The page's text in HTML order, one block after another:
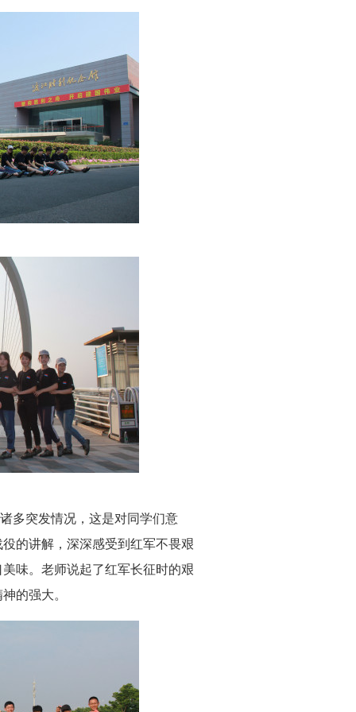
多突发情况，这是对同学们意
的讲解，深深感受到红军不畏艰
味。老师说起了红军长征时的艰
的强大。